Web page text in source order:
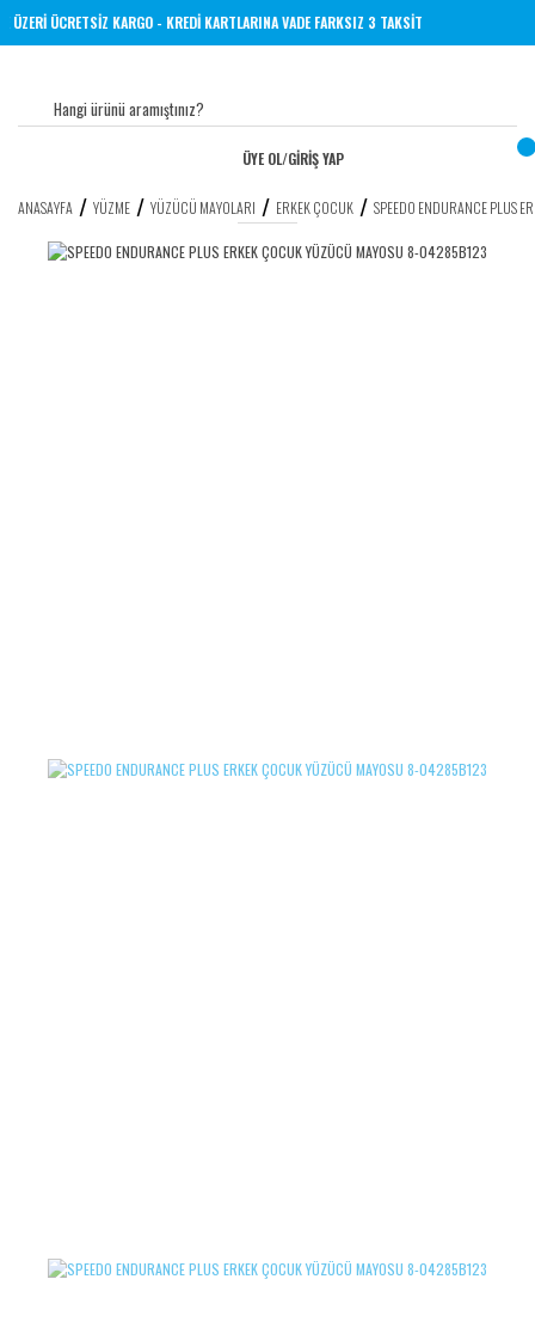
VE ÜZERİ ÜCRETSİZ KARGO - KREDİ KARTLARINA VADE FARKSIZ 3 TAKSİT
ÜYE OL/GİRİŞ YAP
ANASAYFA YÜZME YÜZÜCÜ MAYOLARI ERKEK ÇOCUK SPEEDO ENDURANCE PLUS